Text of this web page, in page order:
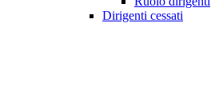
Dirigenti cessati